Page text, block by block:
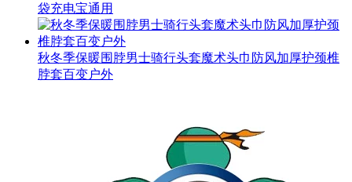
袋充电宝通用
秋冬季保暖围脖男士骑行头套魔术头巾防风加厚护颈椎
脖套百变户外